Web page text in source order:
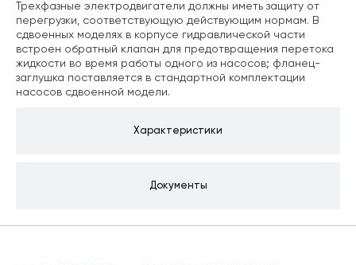
Характеристики
Документы
Трехфазные электродвигатели должны иметь защиту от
перегрузки, соответствующую действующим нормам. В
сдвоенных моделях в корпусе гидравлической части
встроен обратный клапан для предотвращения перетока
жидкости во время работы одного из насосов; фланец-
заглушка поставляется в стандартной комплектации
насосов сдвоенной модели.